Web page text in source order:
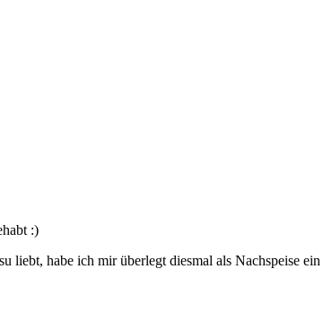
:)
liebt, habe ich mir überlegt diesmal als Nachspeise ein